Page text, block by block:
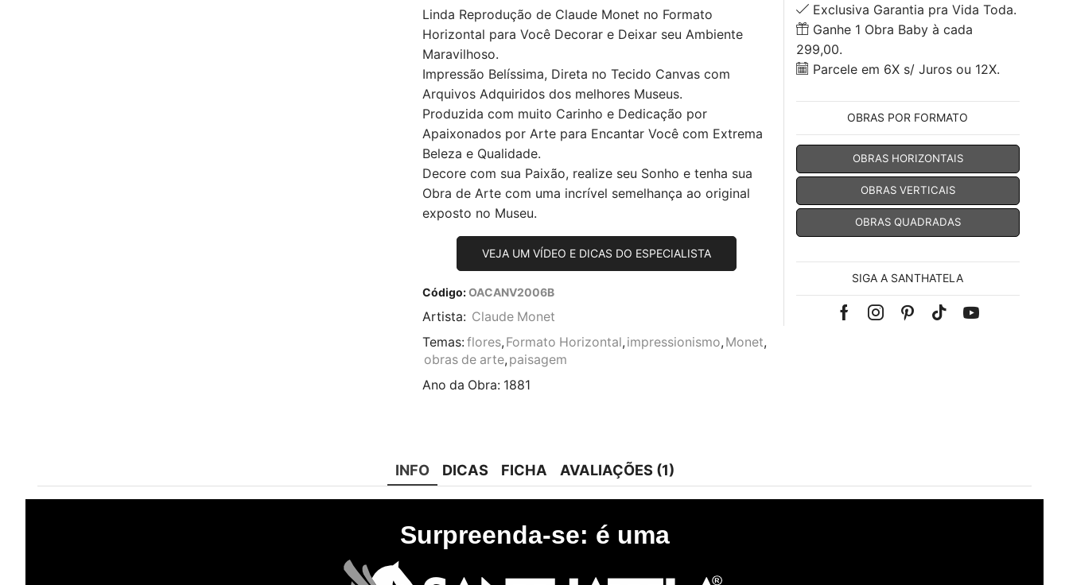
Linda Reprodução de Claude Monet no Formato
Horizontal para Você Decorar e Deixar seu Ambiente
Maravilhoso.
Impressão Belíssima, Direta no Tecido Canvas com
Arquivos Adquiridos dos melhores Museus.
Produzida com muito Carinho e Dedicação por
Apaixonados por Arte para Encantar Você com Extrema
Beleza e Qualidade.
Decore com sua Paixão, realize seu Sonho e tenha sua
Obra de Arte com uma incrível semelhança ao original
exposto no Museu.
VEJA UM VÍDEO E DICAS DO ESPECIALISTA
Código:OACANV2006B
Artista: Claude Monet
Temas: flores, Formato Horizontal, impressionismo, Monet,
obras de arte, paisagem
Ano da Obra: 1881
Exclusiva Garantia pra Vida Toda.
Ganhe 1 Obra Baby à cada
299,00.
Parcele em 6X s/ Juros ou 12X.
OBRAS POR FORMATO
OBRAS HORIZONTAIS
OBRAS VERTICAIS
OBRAS QUADRADAS
SIGA A SANTHATELA
FacebookInstagramPinterest
Tik-Youtube
INFO DICAS FICHA AVALIAÇÕES (1)
Surpreenda-se: é uma